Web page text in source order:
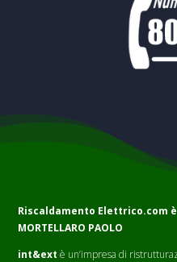
Riscaldamento Elettrico.com
MORTELLARO PAOLO
int&ext è un’impresa di